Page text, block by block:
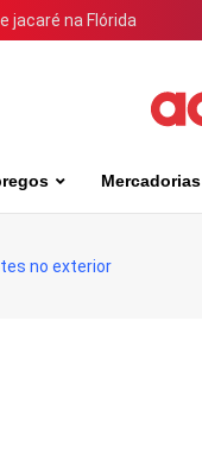
jacaré na Flórida
Mercadorias
no exterior